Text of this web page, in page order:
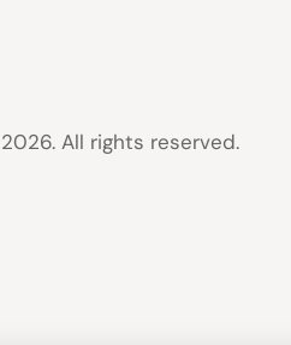
All rights reserved.